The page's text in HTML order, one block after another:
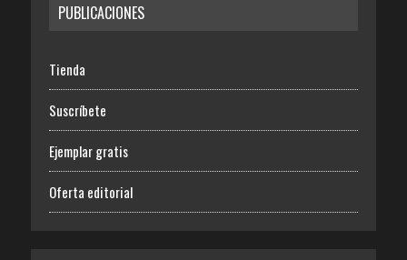
PUBLICACIONES
Tienda
Suscríbete
Ejemplar gratis
Oferta editorial